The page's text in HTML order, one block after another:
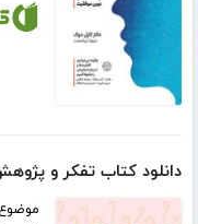
دانلود کتاب تفکر و